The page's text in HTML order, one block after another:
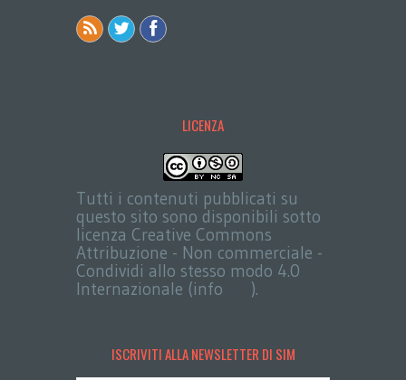
LICENZA
Tutti i contenuti pubblicati su
questo sito sono disponibili sotto
licenza Creative Commons
Attribuzione - Non commerciale -
Condividi allo stesso modo 4.0
Internazionale (info
).
ISCRIVITI ALLA NEWSLETTER DI SIM